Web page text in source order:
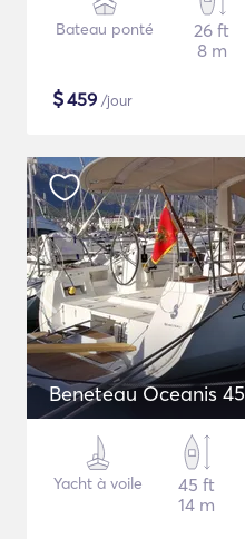
Bateau ponté
26 ft
8 m
$459 /jour
Beneteau Oceanis 45
Yacht à voile
45 ft
14 m